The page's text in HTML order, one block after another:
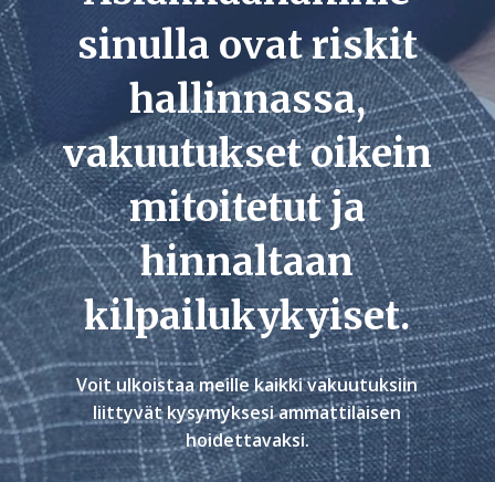
sinulla ovat riskit
hallinnassa,
vakuutukset oikein
mitoitetut ja
hinnaltaan
kilpailukykyiset.
Voit ulkoistaa meille kaikki vakuutuksiin
liittyvät kysymyksesi ammattilaisen
hoidettavaksi.